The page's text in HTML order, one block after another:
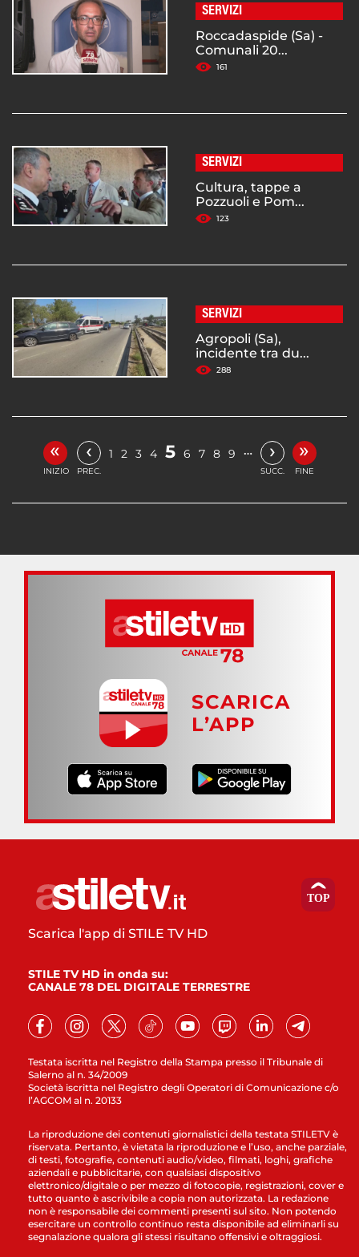
SERVIZI
Roccadaspide (Sa) -
Comunali 20...
161
SERVIZI
Cultura, tappe a
Pozzuoli e Pom...
123
SERVIZI
Agropoli (Sa),
incidente tra du...
288
«
INIZIO
‹
PREC.
1 2 3 4 5 6 7 8 9 … ›
SUCC.
»
FINE
SCARICA
L’APP
Testata iscritta nel Registro della Stampa presso il Tribunale di
Salerno al n. 34/2009
Società iscritta nel Registro degli Operatori di Comunicazione c/o
l’AGCOM al n. 20133
Scarica l'app di STILE TV HD
STILE TV HD in onda su:
CANALE 78 DEL DIGITALE TERRESTRE
La riproduzione dei contenuti giornalistici della testata STILETV è
riservata. Pertanto, è vietata la riproduzione e l’uso, anche parziale,
di testi, fotografie, contenuti audio/video, filmati, loghi, grafiche
aziendali e pubblicitarie, con qualsiasi dispositivo
elettronico/digitale o per mezzo di fotocopie, registrazioni, cover e
tutto quanto è ascrivibile a copia non autorizzata. La redazione
non è responsabile dei commenti presenti sul sito. Non potendo
esercitare un controllo continuo resta disponibile ad eliminarli su
segnalazione qualora gli stessi risultano offensivi e oltraggiosi.